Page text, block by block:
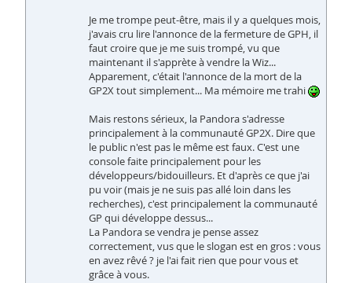
Je me trompe peut-être, mais il y a quelques mois,
j'avais cru lire l'annonce de la fermeture de GPH, il
faut croire que je me suis trompé, vu que
maintenant il s'apprète à vendre la Wiz...
Apparement, c'était l'annonce de la mort de la
GP2X tout simplement... Ma mémoire me trahi
Mais restons sérieux, la Pandora s'adresse
principalement à la communauté GP2X. Dire que
le public n'est pas le même est faux. C'est une
console faite principalement pour les
développeurs/bidouilleurs. Et d'après ce que j'ai
pu voir (mais je ne suis pas allé loin dans les
recherches), c'est principalement la communauté
GP qui développe dessus...
La Pandora se vendra je pense assez
correctement, vus que le slogan est en gros : vous
en avez rêvé ? je l'ai fait rien que pour vous et
grâce à vous.